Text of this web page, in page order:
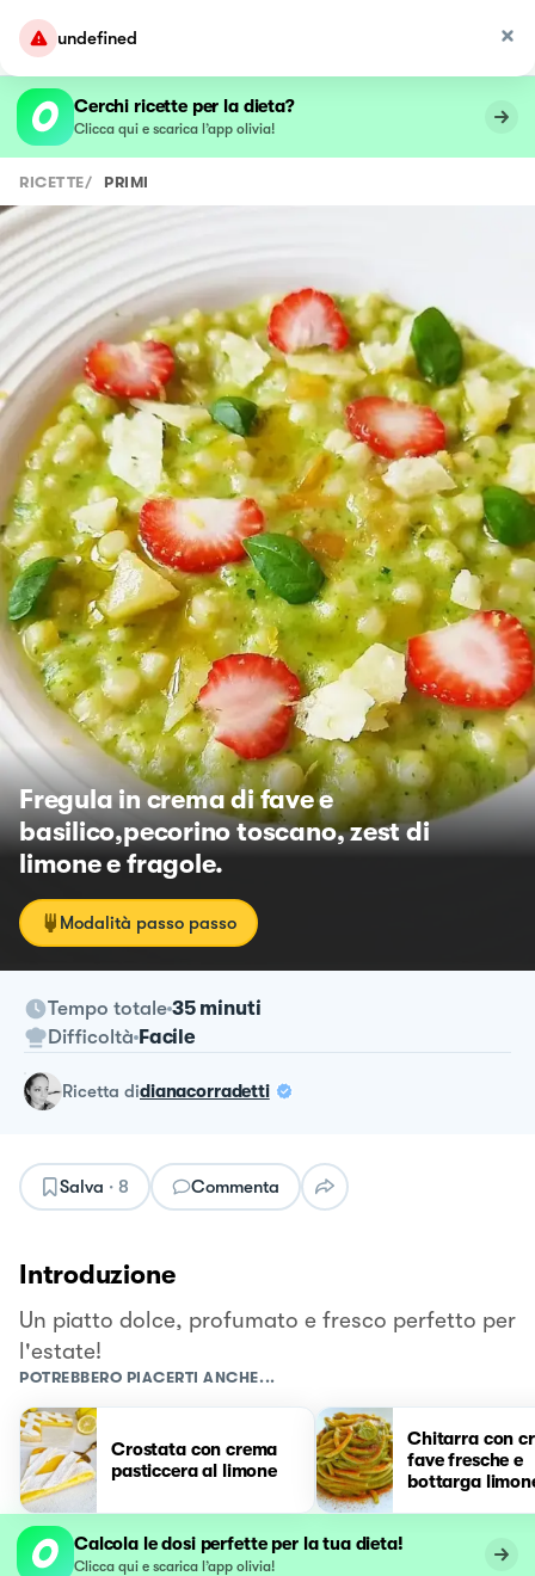
undefined
Cerchi ricette per la dieta?
Clicca qui e scarica l’app olivia!
RICETTE/ PRIMI
Fregula in crema di fave e
basilico,pecorino toscano, zest di
limone e fragole.
Modalità passo passo
Tempo totale 35 minuti
Difficoltà Facile
ricetta didianacorradetti
Salva · 8 Commenta
Introduzione
Un piatto dolce, profumato e fresco perfetto per
l'estate!
POTREBBERO PIACERTI ANCHE...
Crostata con crema
pasticcera al limone
Chitarra con
fave fresche e
bottarga
Calcola le dosi perfette per la tua dieta!
Clicca qui e scarica l’app olivia!